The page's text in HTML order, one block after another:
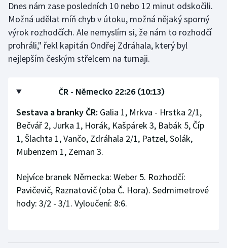
Dnes nám zase posledních 10 nebo 12 minut odskočili.
Možná udělat míň chyb v útoku, možná nějaký sporný
výrok rozhodčích. Ale nemyslím si, že nám to rozhodčí
prohráli," řekl kapitán Ondřej Zdráhala, který byl
nejlepším českým střelcem na turnaji.
ČR - Německo 22:26 (10:13)
Sestava a branky ČR: Galia 1, Mrkva - Hrstka 2/1,
Bečvář 2, Jurka 1, Horák, Kašpárek 3, Babák 5, Číp
1, Šlachta 1, Vančo, Zdráhala 2/1, Patzel, Solák,
Mubenzem 1, Zeman 3.
Nejvíce branek Německa: Weber 5. Rozhodčí:
Pavičevič, Raznatovič (oba Č. Hora). Sedmimetrové
hody: 3/2 - 3/1. Vyloučení: 8:6.